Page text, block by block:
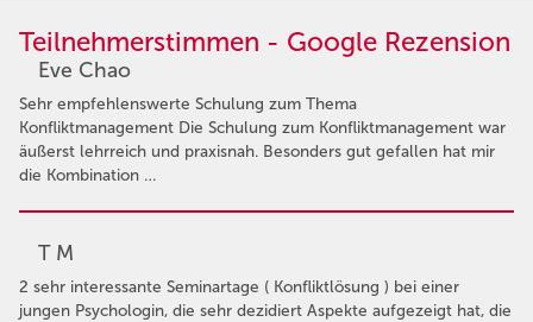
Teilnehmerstimmen - Google Rezension
Eve Chao
Sehr empfehlenswerte Schulung zum Thema
Konfliktmanagement Die Schulung zum Konfliktmanagement war
äußerst lehrreich und praxisnah. Besonders gut gefallen hat mir
die Kombination …
T M
2 sehr interessante Seminartage ( Konfliktlösung ) bei einer
jungen Psychologin, die sehr dezidiert Aspekte aufgezeigt hat, die